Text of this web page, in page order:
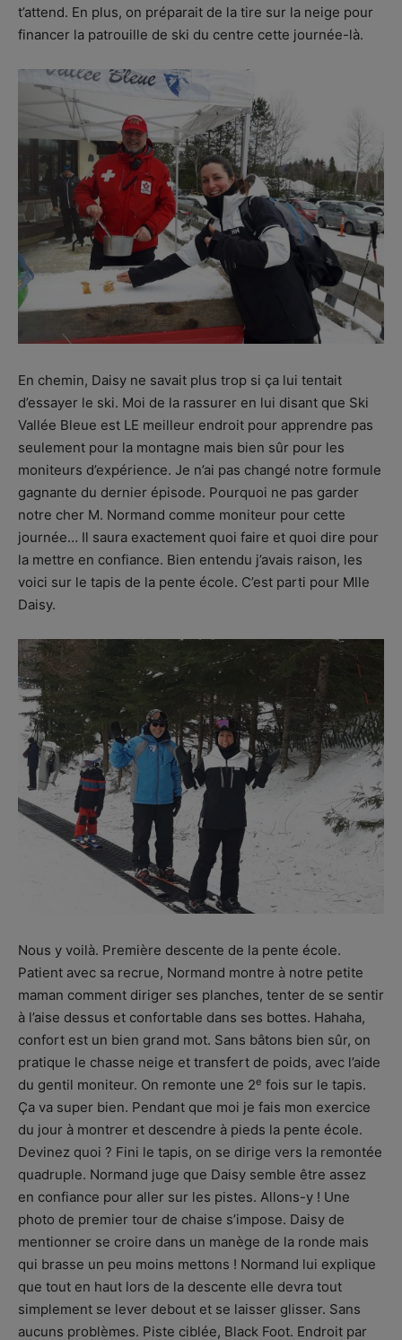
t’attend. En plus, on préparait de la tire sur la neige pour
financer la patrouille de ski du centre cette journée-là.
En chemin, Daisy ne savait plus trop si ça lui tentait
d’essayer le ski. Moi de la rassurer en lui disant que Ski
Vallée Bleue est LE meilleur endroit pour apprendre pas
seulement pour la montagne mais bien sûr pour les
moniteurs d’expérience. Je n’ai pas changé notre formule
gagnante du dernier épisode. Pourquoi ne pas garder
notre cher M. Normand comme moniteur pour cette
journée… Il saura exactement quoi faire et quoi dire pour
la mettre en confiance. Bien entendu j’avais raison, les
voici sur le tapis de la pente école. C’est parti pour Mlle
Daisy.
Nous y voilà. Première descente de la pente école.
Patient avec sa recrue, Normand montre à notre petite
maman comment diriger ses planches, tenter de se sentir
à l’aise dessus et confortable dans ses bottes. Hahaha,
confort est un bien grand mot. Sans bâtons bien sûr, on
pratique le chasse neige et transfert de poids, avec l’aide
du gentil moniteur. On remonte une 2e fois sur le tapis.
Ça va super bien. Pendant que moi je fais mon exercice
du jour à montrer et descendre à pieds la pente école.
Devinez quoi ? Fini le tapis, on se dirige vers la remontée
quadruple. Normand juge que Daisy semble être assez
en confiance pour aller sur les pistes. Allons-y ! Une
photo de premier tour de chaise s’impose. Daisy de
mentionner se croire dans un manège de la ronde mais
qui brasse un peu moins mettons ! Normand lui explique
que tout en haut lors de la descente elle devra tout
simplement se lever debout et se laisser glisser. Sans
aucuns problèmes. Piste ciblée, Black Foot. Endroit par